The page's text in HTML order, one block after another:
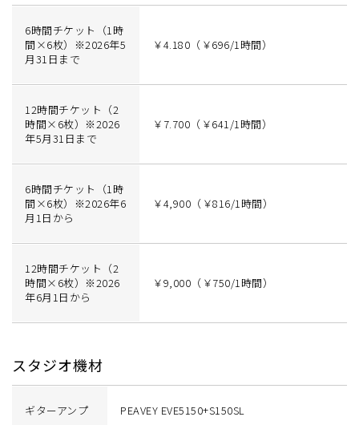
6時間チケット（1時
間×6枚）※2026年5
月31日まで
￥4.180（￥696/1時間）
12時間チケット（2
時間×6枚）※2026
年5月31日まで
￥7.700（￥641/1時間）
6時間チケット（1時
間×6枚）※2026年6
月1日から
￥4,900（￥816/1時間）
12時間チケット（2
時間×6枚）※2026
年6月1日から
￥9,000（￥750/1時間）
スタジオ機材
ギターアンプ PEAVEY EVE5150+S150SL